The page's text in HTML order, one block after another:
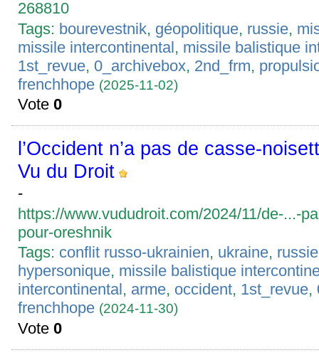
268810
Tags: bourevestnik, géopolitique, russie,
missile intercontinental, missile balistique
1st_revue,0_archivebox, 2nd_frm,
frenchhope (2025-11-02)
Vote0
l’Occident n’a pas de casse-
Vu du Droit
-
https://www.vududroit.com/2024/11/de-...-
pour-oreshnik
Tags: conflit russo-ukrainien, ukraine, russie
hypersonique, missile balistique
intercontinental , arme, occident, 1st_revue,
frenchhope (2024-11-30)
Vote0